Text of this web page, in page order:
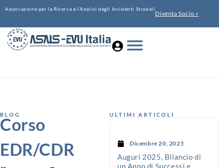
Associazione per la Ricerca e l’Analisi degli Incidenti Stradali
Diventa Socio »
BLOG
Corso
EDR/CDR
ULTIMI ARTICOLI
Dicembre 20, 2025
Auguri 2025, Bilancio di
un Anno di Successi e